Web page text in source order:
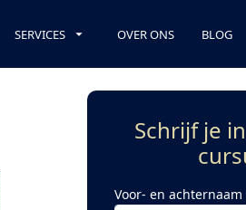
SERVICES OVER ONS BLOG
Schrijf je
Voor- en achternaam